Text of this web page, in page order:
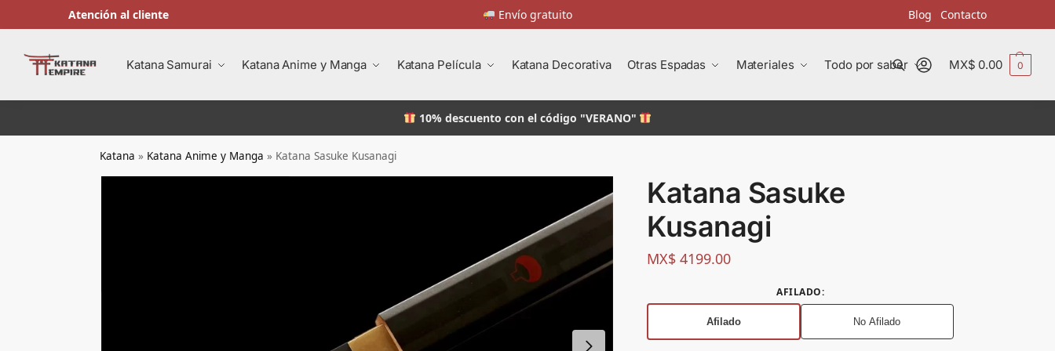
Atención al cliente Envío gratuito Blog Contacto
Katana Samurai Katana Anime y Manga Katana Película Katana Decorativa Otras Espadas Materiales Todo por saber
Buscar en
MX$ 0.00 0
10% descuento con el código "VERANO"
Katana » Katana Anime y Manga » Katana Sasuke Kusanagi
Katana Sasuke
Kusanagi
MX$ 4199.00
AFILADO:
Afilado No Afilado